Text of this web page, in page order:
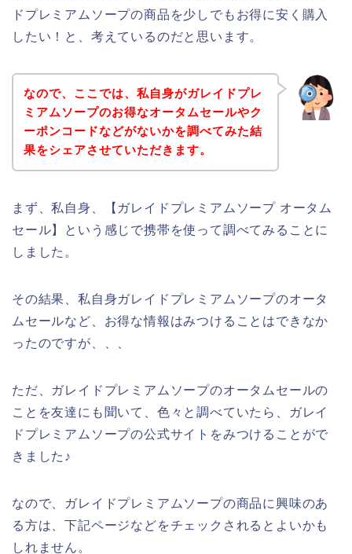
ドプレミアムソープの商品を少しでもお得に安く購入
したい！と、考えているのだと思います。
なので、ここでは、私自身がガレイドプレ
ミアムソープのお得なオータムセールやク
ーポンコードなどがないかを調べてみた結
果をシェアさせていただきます。
まず、私自身、【ガレイドプレミアムソープ オータム
セール】という感じで携帯を使って調べてみることに
しました。
その結果、私自身ガレイドプレミアムソープのオータ
ムセールなど、お得な情報はみつけることはできなか
ったのですが、、、
ただ、ガレイドプレミアムソープのオータムセールの
ことを友達にも聞いて、色々と調べていたら、ガレイ
ドプレミアムソープの公式サイトをみつけることがで
きました♪
なので、ガレイドプレミアムソープの商品に興味のあ
る方は、下記ページなどをチェックされるとよいかも
しれません。